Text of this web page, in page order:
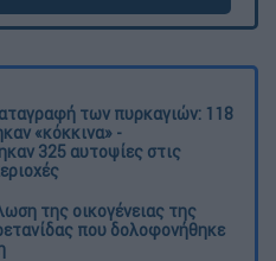
των πυρκαγιών: 118
«κόκκινα» -
325 αυτοψίες στις
της οικογένειας της
που δολοφονήθηκε